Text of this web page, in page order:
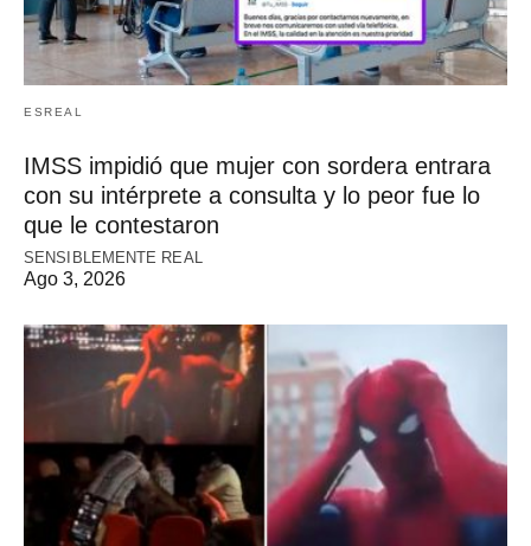
ESREAL
IMSS impidió que mujer con sordera entrara
con su intérprete a consulta y lo peor fue lo
que le contestaron
SENSIBLEMENTE REAL
Ago 3, 2026